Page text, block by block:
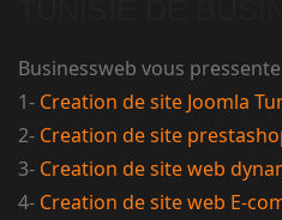
Businessweb vous
1- Creation de site Joomla
2- Creation de site
3- Creation de site web
4- Creation de site web E-